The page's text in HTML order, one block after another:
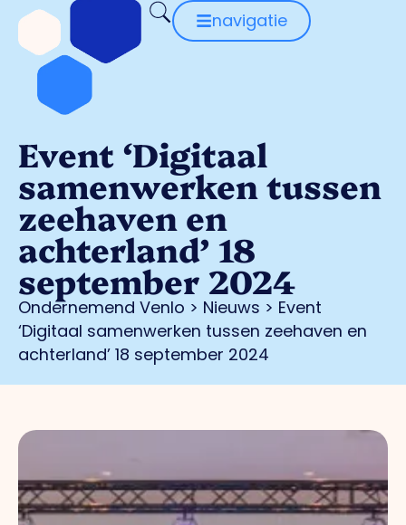
navigatie
Event ‘Digitaal
samenwerken tussen
zeehaven en
achterland’ 18
september 2024
Ondernemend Venlo > Nieuws > Event
‘Digitaal samenwerken tussen zeehaven en
achterland’ 18 september 2024